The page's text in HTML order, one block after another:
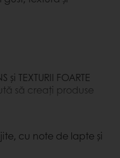
și TEXTURII FOARTE
să creați produse
cu note de lapte și